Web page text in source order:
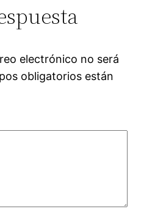
electrónico no será
obligatorios están